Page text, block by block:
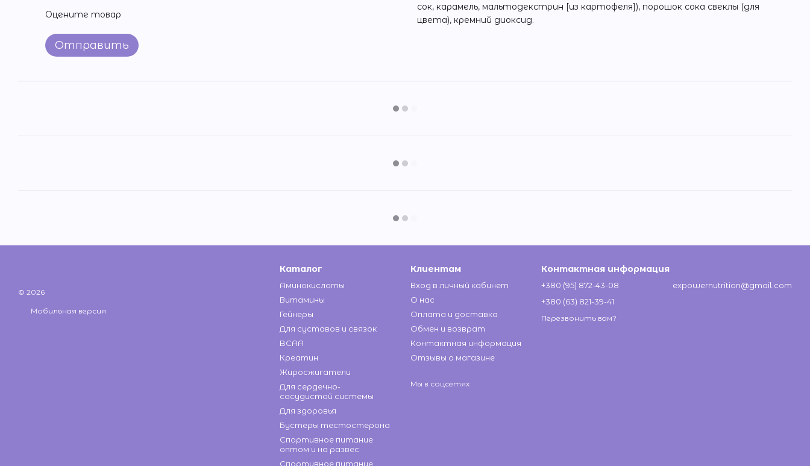
Оцените товар
Отправить
сок, карамель, мальтодекстрин [из картофеля]), порошок сока свеклы (для
цвета), кремний диоксид.
© 2026
Мобильная версия
Каталог
Аминокислоты
Витамины
Гейнеры
Для суставов и связок
BCAA
Креатин
Жиросжигатели
Для сердечно-
сосудистой системы
Для здоровья
Бустеры тестостерона
Спортивное питание
оптом и на развес
Спортивное питание
Клиентам
Вход в личный кабинет
О нас
Оплата и доставка
Обмен и возврат
Контактная информация
Отзывы о магазине
Мы в соцсетях
Контактная информация
+380 (95) 872-43-08
+380 (63) 821-39-41
Перезвонить вам?
expowernutrition@gmail.com